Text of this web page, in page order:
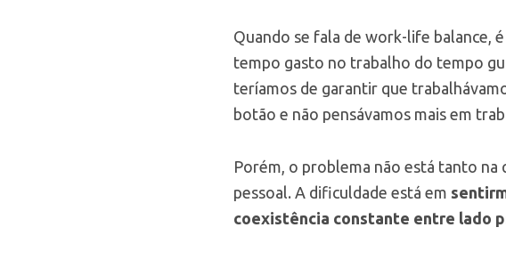
Quando se fala de work-life balance,
tempo gasto no trabalho do tempo
teríamos de garantir que
botão e não pensávamos mais em
Porém, o problema não está tanto na
pessoal. A dificuldade está em
coexistência constante entre lado